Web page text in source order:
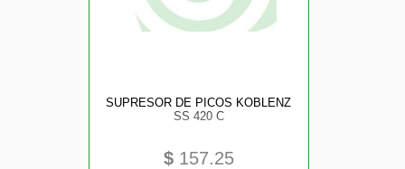
SUPRESOR DE PICOS KOBLENZ
SS 420 C
$ 157.25